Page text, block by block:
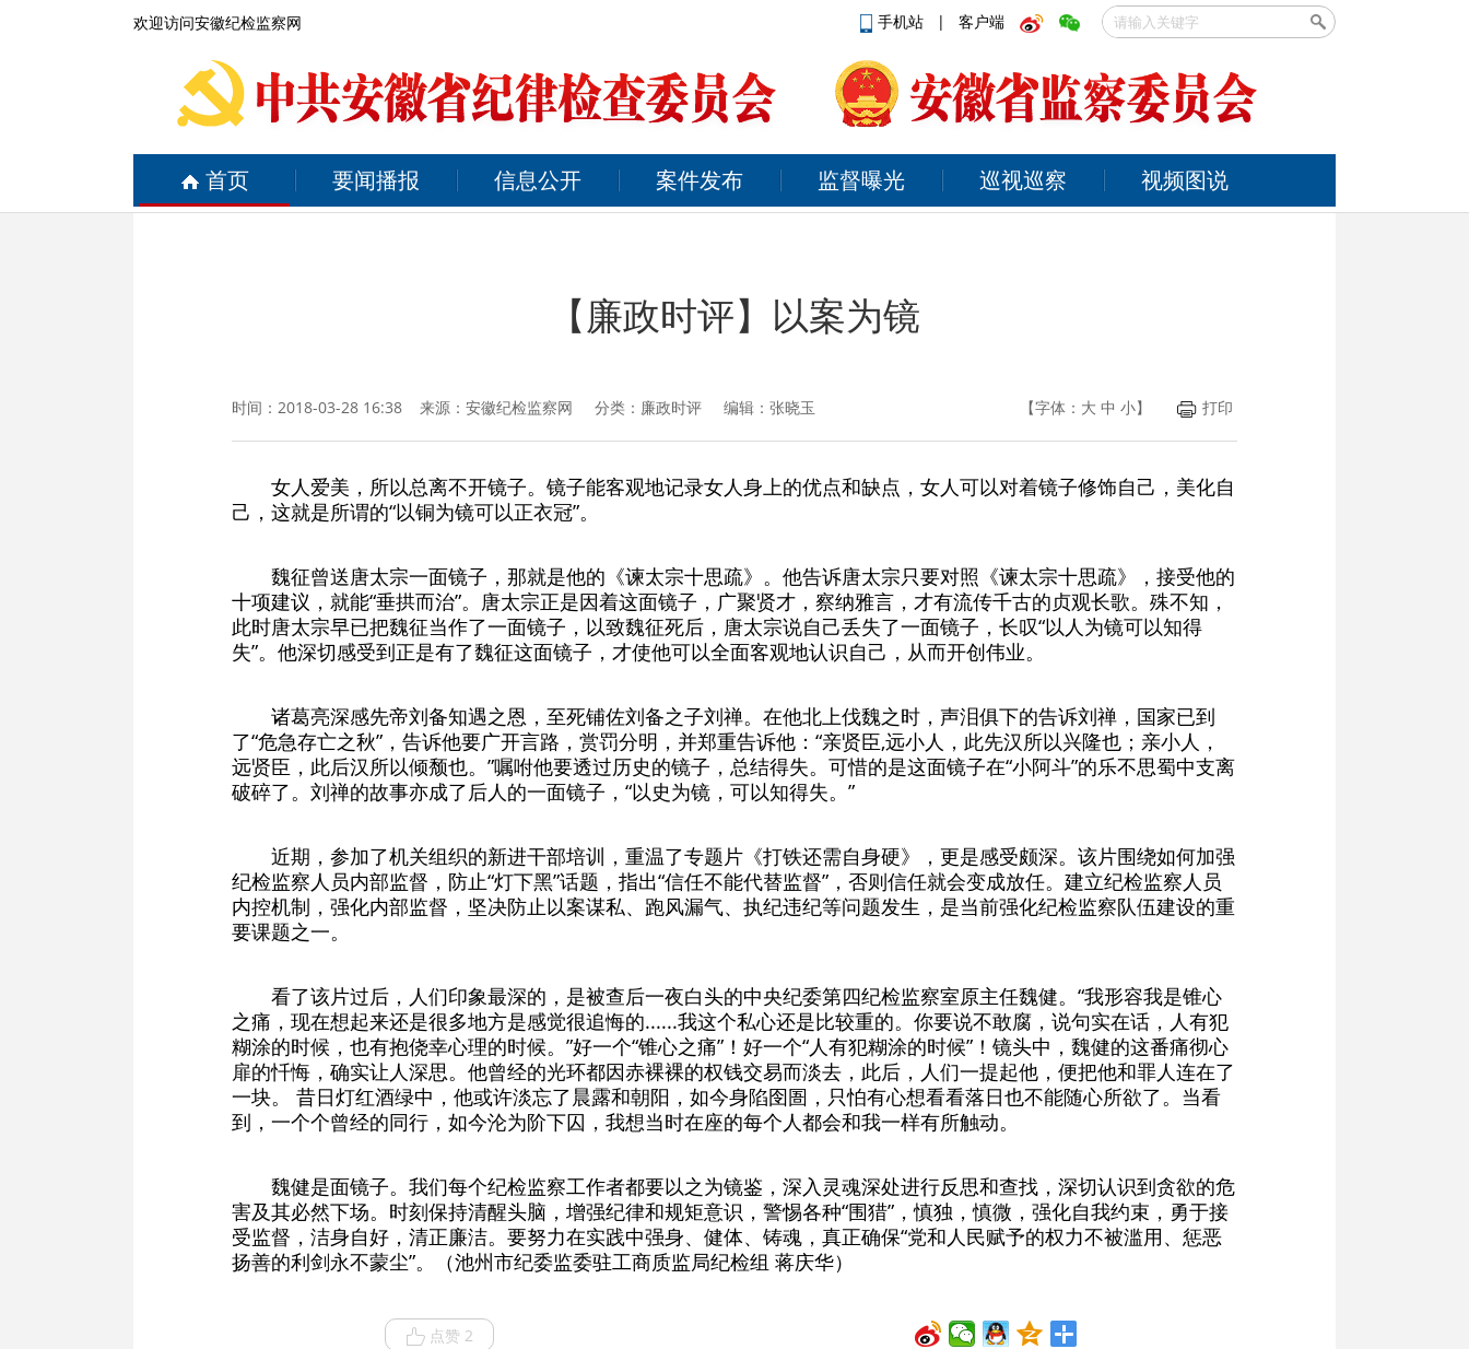
欢迎访问安徽纪检监察网 手机站 | 客户端
首页 要闻播报 信息公开 案件发布 监督曝光 巡视巡察 视频图说
【廉政时评】以案为镜
时间：2018-03-28 16:38 来源： 安徽纪检监察网 分类：廉政时评 编辑：张晓玉 【字体： 大 中 小】 打印
女人爱美，所以总离不开镜子。镜子能客观地记录女人身上的优点和缺点，女人可以对着镜子修饰自己，美化自
己，这就是所谓的“以铜为镜可以正衣冠”。
魏征曾送唐太宗一面镜子，那就是他的《谏太宗十思疏》。他告诉唐太宗只要对照《谏太宗十思疏》，接受他的
十项建议，就能“垂拱而治”。唐太宗正是因着这面镜子，广聚贤才，察纳雅言，才有流传千古的贞观长歌。殊不知，
此时唐太宗早已把魏征当作了一面镜子，以致魏征死后，唐太宗说自己丢失了一面镜子，长叹“以人为镜可以知得
失”。他深切感受到正是有了魏征这面镜子，才使他可以全面客观地认识自己，从而开创伟业。
诸葛亮深感先帝刘备知遇之恩，至死铺佐刘备之子刘禅。在他北上伐魏之时，声泪俱下的告诉刘禅，国家已到
了“危急存亡之秋”，告诉他要广开言路，赏罚分明，并郑重告诉他：“亲贤臣,远小人，此先汉所以兴隆也；亲小人，
远贤臣，此后汉所以倾颓也。”嘱咐他要透过历史的镜子，总结得失。可惜的是这面镜子在“小阿斗”的乐不思蜀中支离
破碎了。刘禅的故事亦成了后人的一面镜子，“以史为镜，可以知得失。”
近期，参加了机关组织的新进干部培训，重温了专题片《打铁还需自身硬》，更是感受颇深。该片围绕如何加强
纪检监察人员内部监督，防止“灯下黑”话题，指出“信任不能代替监督”，否则信任就会变成放任。建立纪检监察人员
内控机制，强化内部监督，坚决防止以案谋私、跑风漏气、执纪违纪等问题发生，是当前强化纪检监察队伍建设的重
要课题之一。
看了该片过后，人们印象最深的，是被查后一夜白头的中央纪委第四纪检监察室原主任魏健。“我形容我是锥心
之痛，现在想起来还是很多地方是感觉很追悔的......我这个私心还是比较重的。你要说不敢腐，说句实在话，人有犯
糊涂的时候，也有抱侥幸心理的时候。”好一个“锥心之痛”！好一个“人有犯糊涂的时候”！镜头中，魏健的这番痛彻心
扉的忏悔，确实让人深思。他曾经的光环都因赤裸裸的权钱交易而淡去，此后，人们一提起他，便把他和罪人连在了
一块。 昔日灯红酒绿中，他或许淡忘了晨露和朝阳，如今身陷囹圄，只怕有心想看看落日也不能随心所欲了。当看
到，一个个曾经的同行，如今沦为阶下囚，我想当时在座的每个人都会和我一样有所触动。
魏健是面镜子。我们每个纪检监察工作者都要以之为镜鉴，深入灵魂深处进行反思和查找，深切认识到贪欲的危
害及其必然下场。时刻保持清醒头脑，增强纪律和规矩意识，警惕各种“围猎”，慎独，慎微，强化自我约束，勇于接
受监督，洁身自好，清正廉洁。要努力在实践中强身、健体、铸魂，真正确保“党和人民赋予的权力不被滥用、惩恶
扬善的利剑永不蒙尘”。（池州市纪委监委驻工商质监局纪检组 蒋庆华）
点赞 2